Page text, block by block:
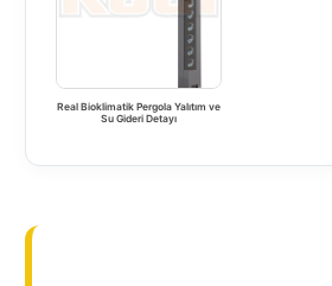
Real Bioklimatik Pergola Yalıtım ve
Su Gideri Detayı